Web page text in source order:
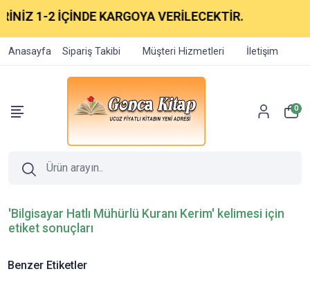
2 İÇİNDE KARGOYA VERİLECEKTİR.
Anasayfa Sipariş Takibi Müşteri Hizmetleri İletişim
0
'Bilgisayar Hatlı Mühürlü Kuranı Kerim' kelimesi için
etiket sonuçları
Benzer Etiketler